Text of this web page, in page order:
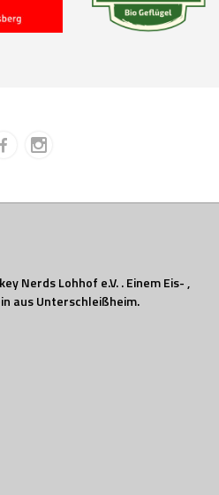
Nerds Lohhof e.V. . Einem Eis- ,
aus Unterschleißheim.